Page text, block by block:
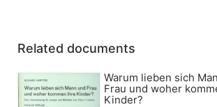
Related documents
Warum lieben sich
Frau und woher
Kinder?